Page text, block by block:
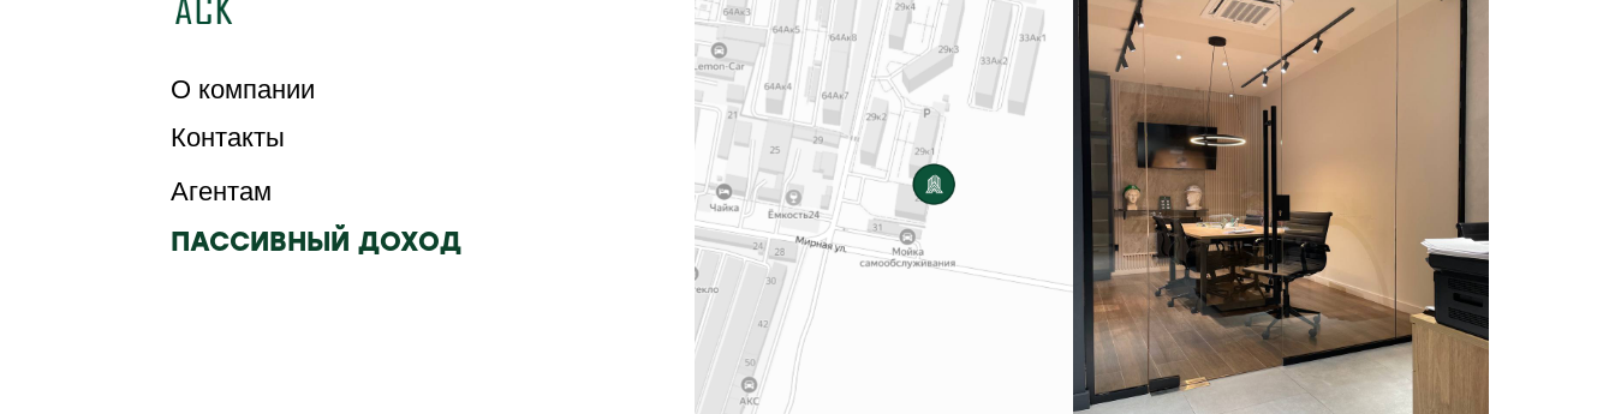
О компании
ПАССИВНЫЙ ДОХОД
Контакты
Агентам